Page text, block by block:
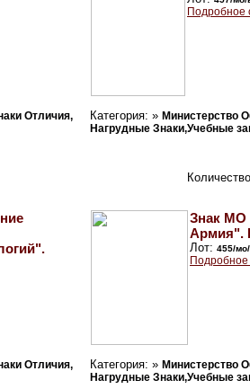
Отличия,
Подробное
Категория: » Министерство
Нагрудные Знаки,Учебные
Отличия,
Знак МО
Армия".
Лот: 455/
Категория: » Министерство
Нагрудные Знаки,Учебные